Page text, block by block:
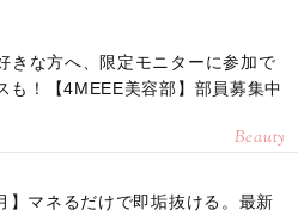
きな方へ、限定モニターに参加で
も！【4MEEE美容部】部員募集中
Beauty
】マネるだけで即垢抜ける。最新